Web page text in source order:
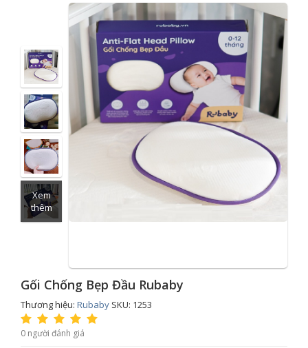
Xem
thêm
Gối Chống Bẹp Đầu Rubaby
Thương hiệu: Rubaby SKU: 1253
0 người đánh giá